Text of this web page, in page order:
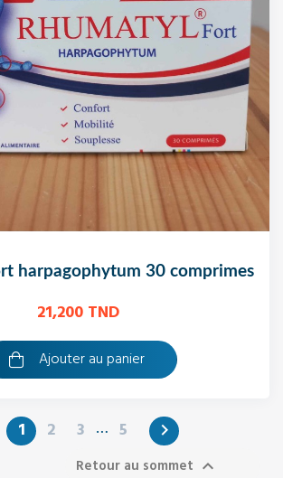
harpagophytum 30 comprimes
21,200 TND
Ajouter au panier
1 2 3 … 5

Retour au sommet 